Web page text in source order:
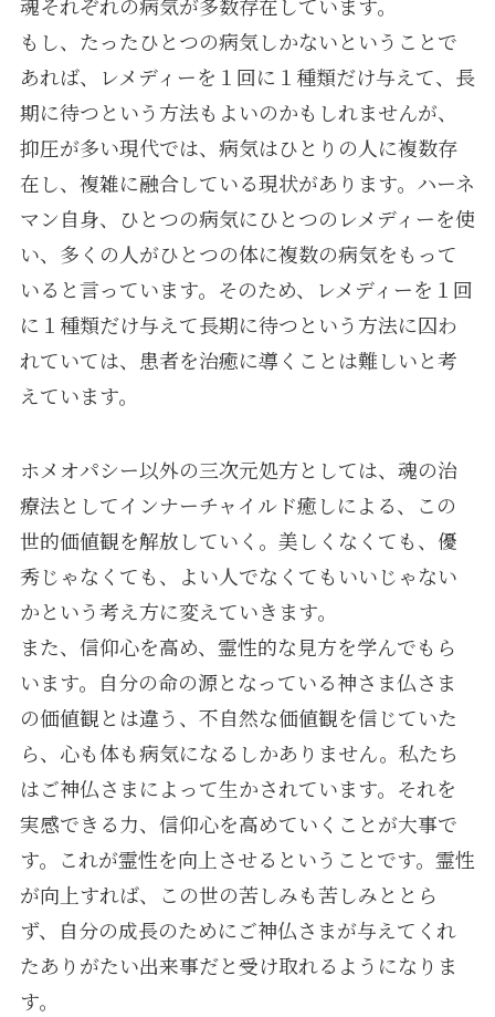
もし、たったひとつの病気しかないということで
あれば、レメディーを１回に１種類だけ与えて、長
期に待つという方法もよいのかもしれませんが、
抑圧が多い現代では、病気はひとりの人に複数存
在し、複雑に融合している現状があります。ハーネ
マン自身、ひとつの病気にひとつのレメディーを使
い、多くの人がひとつの体に複数の病気をもって
いると言っています。そのため、レメディーを１回
に１種類だけ与えて長期に待つという方法に囚わ
れていては、患者を治癒に導くことは難しいと考
えています。
ホメオパシー以外の三次元処方としては、魂の治
療法としてインナーチャイルド癒しによる、この
世的価値観を解放していく。美しくなくても、優
秀じゃなくても、よい人でなくてもいいじゃない
かという考え方に変えていきます。
また、信仰心を高め、霊性的な見方を学んでもら
います。自分の命の源となっている神さま仏さま
の価値観とは違う、不自然な価値観を信じていた
ら、心も体も病気になるしかありません。私たち
はご神仏さまによって生かされています。それを
実感できる力、信仰心を高めていくことが大事で
す。これが霊性を向上させるということです。霊性
が向上すれば、この世の苦しみも苦しみととら
ず、自分の成長のためにご神仏さまが与えてくれ
たありがたい出来事だと受け取れるようになりま
す。